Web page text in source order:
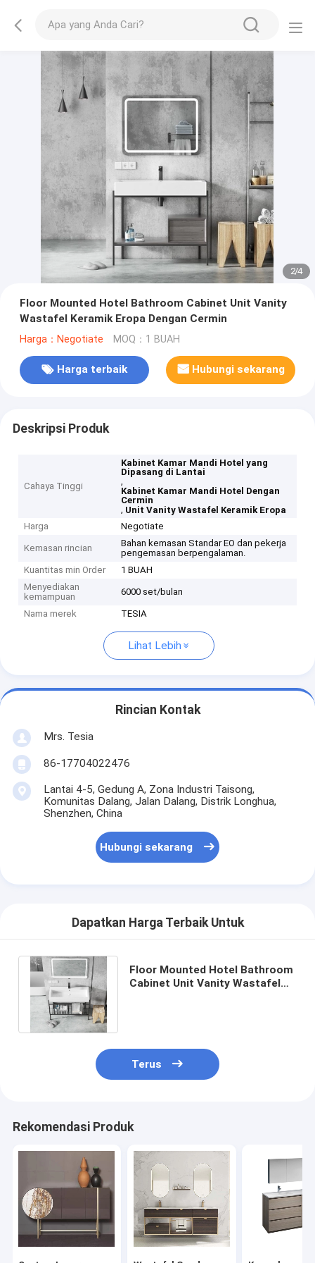
2/4
Floor Mounted Hotel Bathroom Cabinet Unit Vanity
Wastafel Keramik Eropa Dengan Cermin
Harga：Negotiate MOQ：1 BUAH
Harga terbaik Hubungi sekarang
Deskripsi Produk
Cahaya Tinggi
Kabinet Kamar Mandi Hotel yang
Dipasang di Lantai
,
Kabinet Kamar Mandi Hotel Dengan
Cermin
, Unit Vanity Wastafel Keramik Eropa
Harga
Negotiate
Kemasan rincian
Bahan kemasan Standar EO dan pekerja
pengemasan berpengalaman.
Kuantitas min Order
1 BUAH
Menyediakan
kemampuan
6000 set/bulan
Nama merek TESIA
Lihat Lebih
Rincian Kontak
Mrs. Tesia
86-17704022476
Lantai 4-5, Gedung A, Zona Industri Taisong,
Komunitas Dalang, Jalan Dalang, Distrik Longhua,
Shenzhen, China
Hubungi sekarang
Dapatkan Harga Terbaik Untuk
Floor Mounted Hotel Bathroom
Cabinet Unit Vanity Wastafel
Terus
Rekomendasi Produk